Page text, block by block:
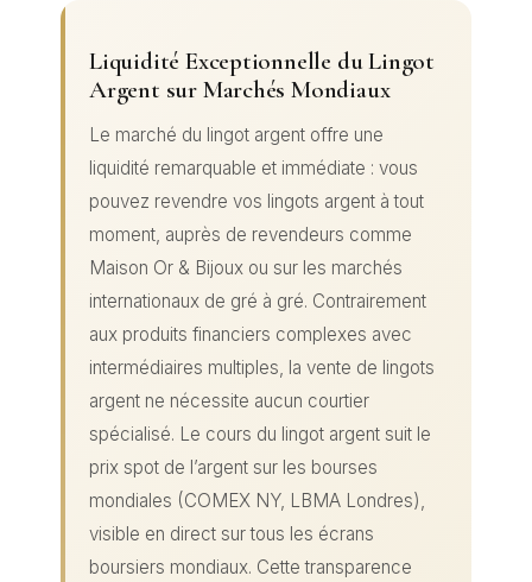
Liquidité Exceptionnelle du Lingot
Argent sur Marchés Mondiaux
Le marché du lingot argent offre une
liquidité remarquable et immédiate : vous
pouvez revendre vos lingots argent à tout
moment, auprès de revendeurs comme
Maison Or & Bijoux ou sur les marchés
internationaux de gré à gré. Contrairement
aux produits financiers complexes avec
intermédiaires multiples, la vente de lingots
argent ne nécessite aucun courtier
spécialisé. Le cours du lingot argent suit le
prix spot de l’argent sur les bourses
mondiales (COMEX NY, LBMA Londres),
visible en direct sur tous les écrans
boursiers mondiaux. Cette transparence